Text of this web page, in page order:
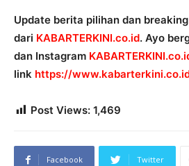
Update berita pilihan dan
dari KABARTERKINI.co.id. Ayo
dan Instagram
link https://
Post Views: 1,469
Facebook Twitter